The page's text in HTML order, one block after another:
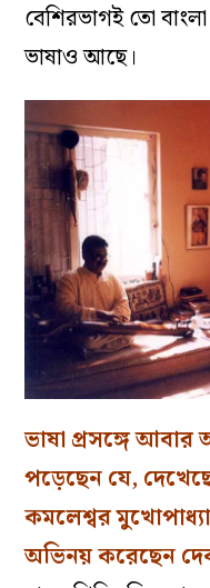
বেশিরভাগই তো
ভাষাও আছে।
ভাষা প্রসঙ্গে আবার
পড়েছেন যে,
কমলেশ্বর
অভিনয় করেছেন